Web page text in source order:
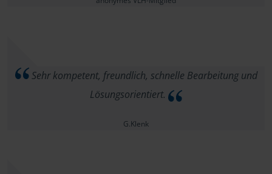
Sehr kompetent, freundlich, schnelle Bearbeitung und
Lösungsorientiert.
G.Klenk